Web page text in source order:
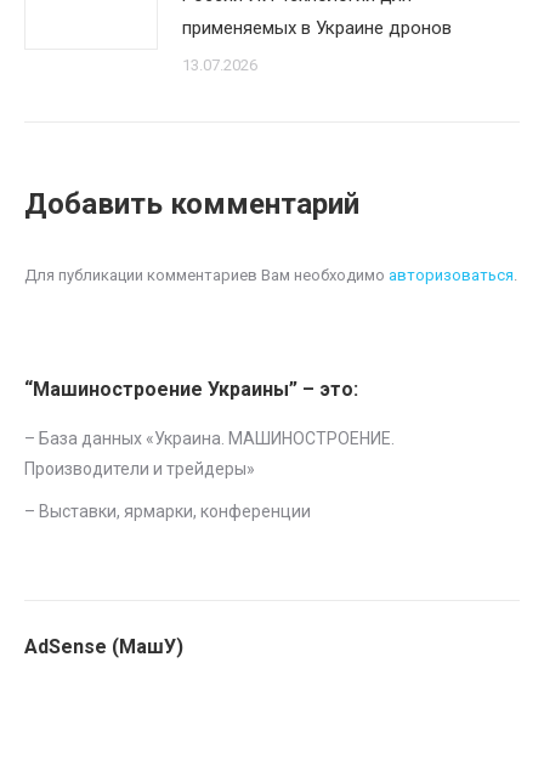
применяемых в Украине дронов
13.07.2026
Добавить комментарий
Для публикации комментариев Вам необходимо авторизоваться.
“Машиностроение Украины” – это:
– База данных «Украина. МАШИНОСТРОЕНИЕ.
Производители и трейдеры»
– Выставки, ярмарки, конференции
AdSense (МашУ)